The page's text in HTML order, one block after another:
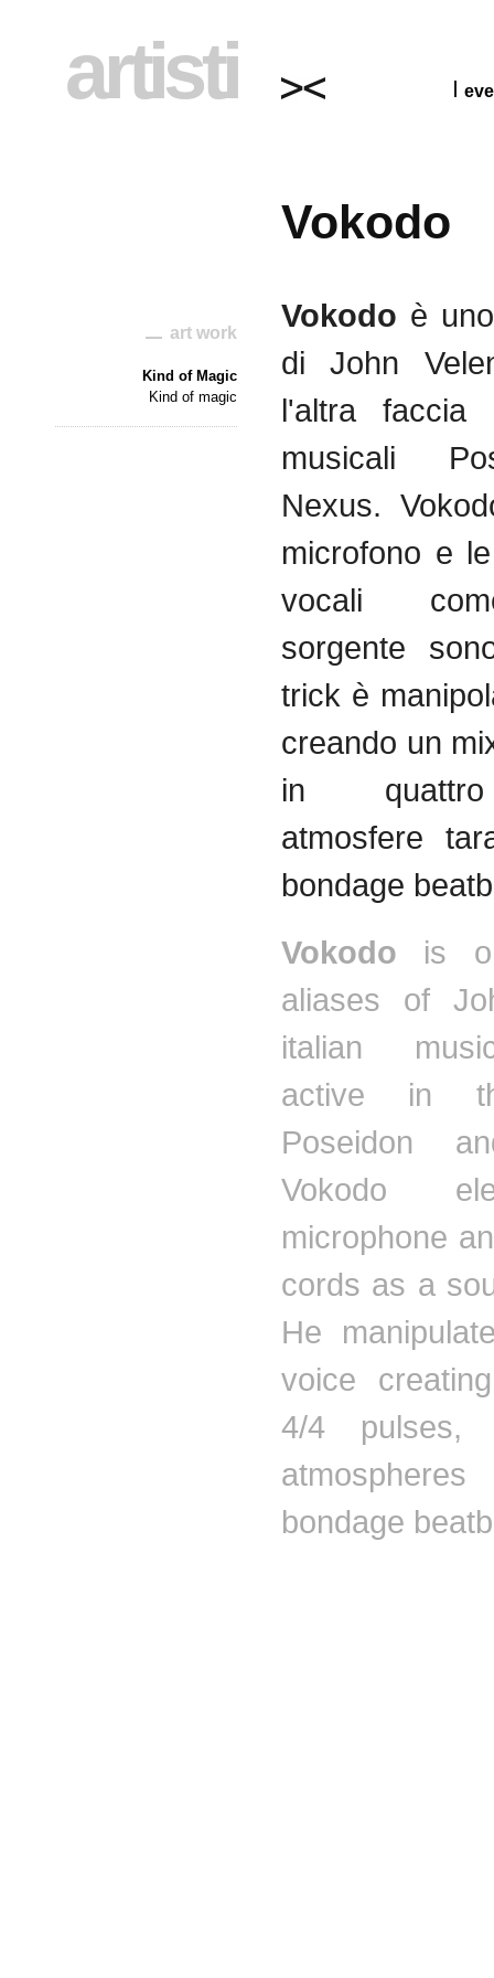
artisti
art work
Kind of Magic
Kind of magic
Vokodo
Vokodo è uno
di John
l'altra
faccia
musicali
Nexus.
microfono e
vocali
sorgente
trick è
creando un
in quattro
atmosfere
bondage
Vokodo
is
aliases of
italian
active in
Poseidon
Vokodo
microphone
cords as a
He
voice
4/4 pulses,
bondage